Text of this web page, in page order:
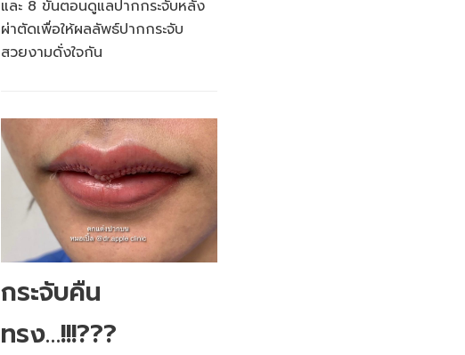
และ 8 ขั้นตอนดูแลปากกระจับหลัง
ผ่าตัดเพื่อให้ผลลัพธ์ปากกระจับ
สวยงามดั่งใจกัน
กระจับคืน
ทรง…!!!???